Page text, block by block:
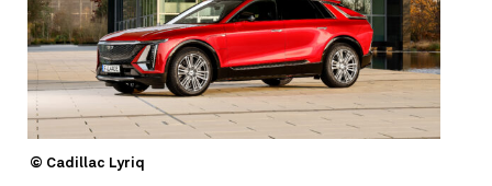
© Cadillac Lyriq